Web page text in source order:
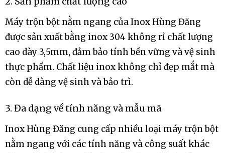
Máy trộn bột nằm ngang của Inox Hùng Đăng
được sản xuất bằng inox 304 không rỉ chất lượng
cao dày 3,5mm, đảm bảo tính bền vững và vệ sinh
thực phẩm. Chất liệu inox không chỉ đẹp mắt mà
còn dễ dàng vệ sinh và bảo trì.
3. Đa dạng về tính năng và mẫu mã
Inox Hùng Đăng cung cấp nhiều loại máy trộn bột
nằm ngang với các tính năng và công suất khác